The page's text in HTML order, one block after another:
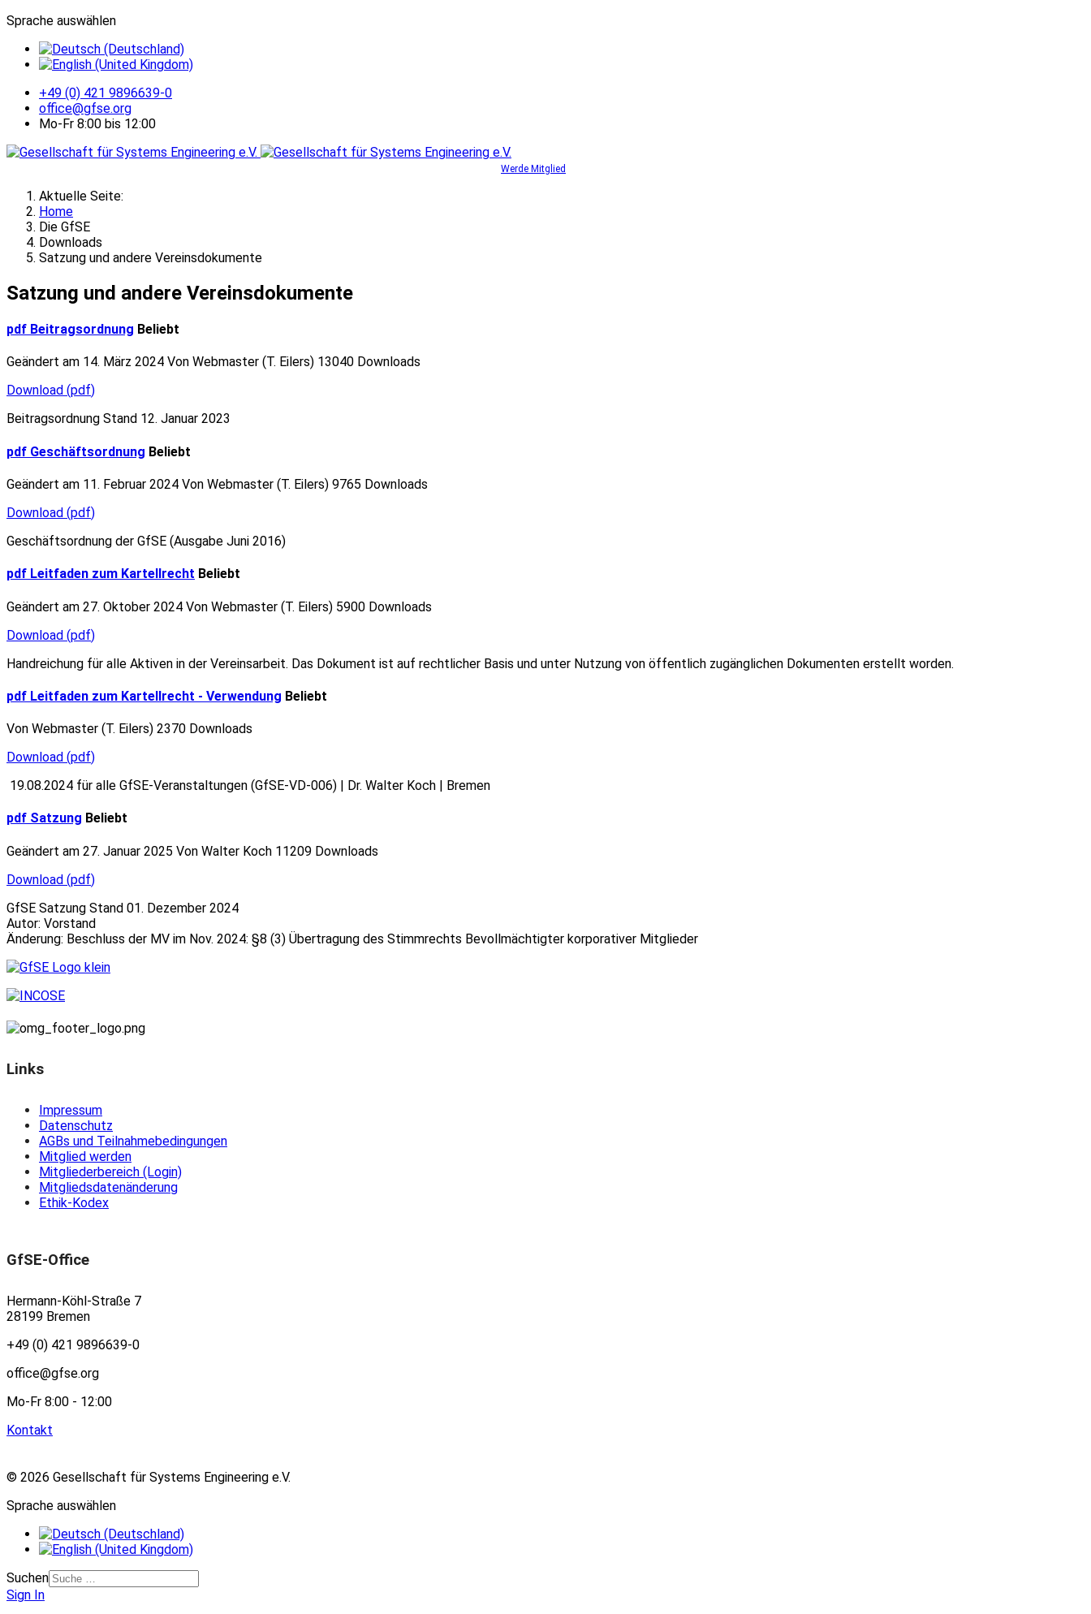
Sprache auswählen
+49 (0) 421 9896639-0
office@gfse.org
Mo-Fr 8:00 bis 12:00
Werde Mitglied
Aktuelle Seite:
Home
Die GfSE
Downloads
Satzung und andere Vereinsdokumente
Satzung und andere Vereinsdokumente
pdf Beitragsordnung Beliebt
Geändert am 14. März 2024 Von Webmaster (T. Eilers) 13040 Downloads
Download (pdf)
Beitragsordnung Stand 12. Januar 2023
pdf Geschäftsordnung Beliebt
Geändert am 11. Februar 2024 Von Webmaster (T. Eilers) 9765 Downloads
Download (pdf)
Geschäftsordnung der GfSE (Ausgabe Juni 2016)
pdf Leitfaden zum Kartellrecht Beliebt
Geändert am 27. Oktober 2024 Von Webmaster (T. Eilers) 5900 Downloads
Download (pdf)
Handreichung für alle Aktiven in der Vereinsarbeit. Das Dokument ist auf rechtlicher Basis und unter Nutzung von öffentlich zugänglichen Dokumenten erstellt worden.
pdf Leitfaden zum Kartellrecht - Verwendung Beliebt
Von Webmaster (T. Eilers) 2370 Downloads
Download (pdf)
19.08.2024 für alle GfSE-Veranstaltungen (GfSE-VD-006) | Dr. Walter Koch | Bremen
pdf Satzung Beliebt
Geändert am 27. Januar 2025 Von Walter Koch 11209 Downloads
Download (pdf)
GfSE Satzung Stand 01. Dezember 2024
Autor: Vorstand
Änderung: Beschluss der MV im Nov. 2024: §8 (3) Übertragung des Stimmrechts Bevollmächtigter korporativer Mitglieder
Links
Impressum
Datenschutz
AGBs und Teilnahmebedingungen
Mitglied werden
Mitgliederbereich (Login)
Mitgliedsdatenänderung
Ethik-Kodex
GfSE-Office
Hermann-Köhl-Straße 7
28199 Bremen
+49 (0) 421 9896639-0
office@gfse.org
Mo-Fr 8:00 - 12:00
Kontakt
© 2026 Gesellschaft für Systems Engineering e.V.
Sprache auswählen
Suchen
Sign In